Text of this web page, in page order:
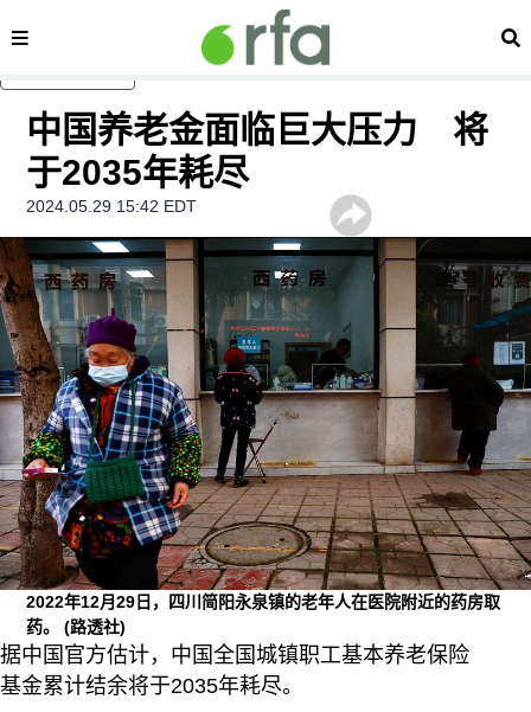
内容分类 搜
中国养老金面临巨大压力 将
于2035年耗尽
2024.05.29 15:42 EDT
2022年12月29日，四川简阳永泉镇的老年人在医院附近的药房取
药。(路透社)
据中国官方估计，中国全国城镇职工基本养老保险
基金累计结余将于2035年耗尽。